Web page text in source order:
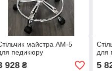
майстра AM-5
педикюру
928₴
для
5